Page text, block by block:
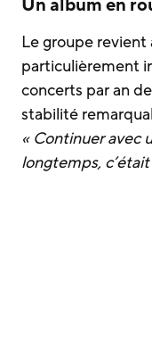
Un album en
Le groupe revient
particulièrement
concerts par an
stabilité
« Continuer avec
longtemps,